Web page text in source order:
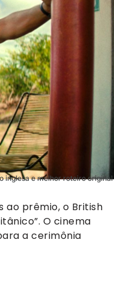
inglesa e melhor roteiro original
ao prêmio, o British
O cinema
a cerimônia